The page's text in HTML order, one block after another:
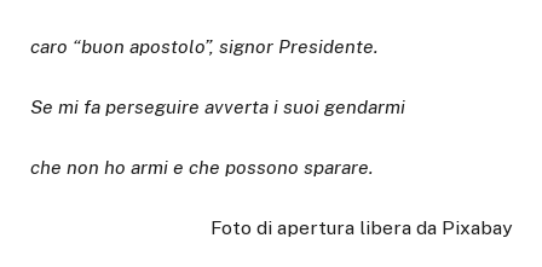
caro “buon apostolo”, signor Presidente.
Se mi fa perseguire avverta i suoi gendarmi
che non ho armi e che possono sparare.
Foto di apertura libera da Pixabay